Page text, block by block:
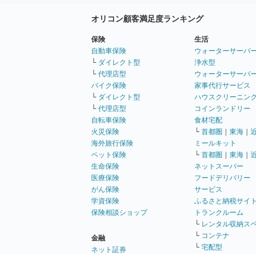
オリコン顧客満足度ランキング
保険
自動車保険
└ ダイレクト型
└ 代理店型
バイク保険
└ ダイレクト型
└ 代理店型
自転車保険
火災保険
海外旅行保険
ペット保険
生命保険
医療保険
がん保険
学資保険
保険相談ショップ
金融
ネット証券
生活
ウォーターサーバ
浄水型
ウォーターサーバ
家事代行サービス
ハウスクリーニン
コインランドリー
食材宅配
└ 首都圏 ｜ 東海 ｜
ミールキット
└ 首都圏 ｜ 東海 ｜
ネットスーパー
フードデリバリー
サービス
ふるさと納税サイト
トランクルーム
└ レンタル収納ス
└ コンテナ
└ 宅配型